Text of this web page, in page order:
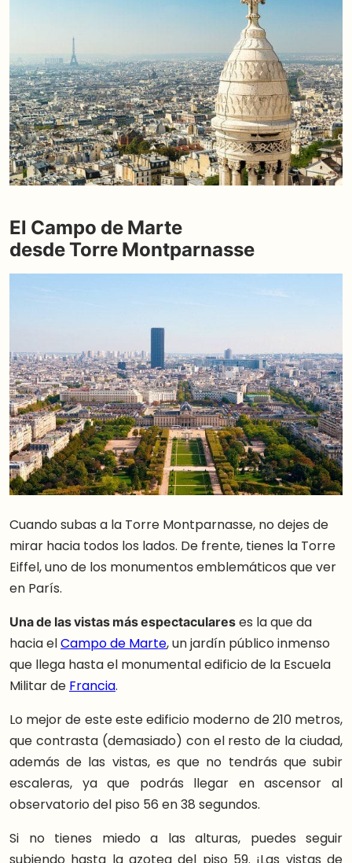
El Campo de Marte
desde Torre Montparnasse
Cuando subas a la Torre Montparnasse, no dejes de
mirar hacia todos los lados. De frente, tienes la Torre
Eiffel, uno de los monumentos emblemáticos que ver
en París.
Una de las vistas más espectaculareses la que da
hacia elCampo de Marte, un jardín público inmenso
que llega hasta el monumental edificio de la Escuela
Militar de Francia.
Lo mejor de este este edificio moderno de 210 metros,
que contrasta (demasiado) con el resto de la ciudad,
además de las vistas, es que no tendrás que subir
escaleras, ya que podrás llegar en ascensor al
observatorio del piso 56 en 38 segundos.
Si no tienes miedo a las alturas, puedes seguir